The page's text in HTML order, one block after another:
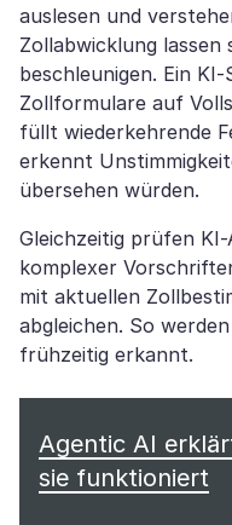
auslesen und
Zollabwicklung lassen
beschleunigen. Ein
Zollformulare auf
füllt wiederkehrende
erkennt
übersehen würden.
Gleichzeitig prüfen
komplexer
mit aktuellen
abgleichen. So
frühzeitig erkannt.
Agentic AI
sie funktioniert